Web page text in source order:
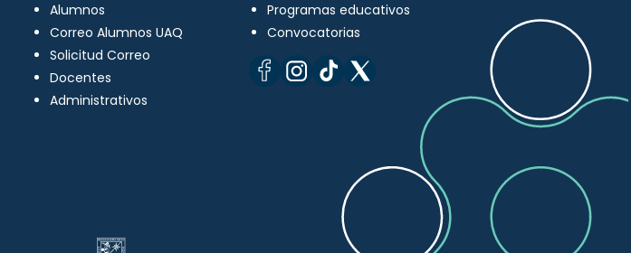
Alumnos
Correo Alumnos UAQ
Solicitud Correo
Docentes
Administrativos
Programas educativos
Convocatorias